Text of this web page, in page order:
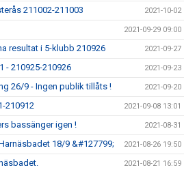
211002-211003 2021-10-02
2021-09-29 09:00
resultat i 5-klubb 210926 2021-09-27
- 210925-210926 2021-09-23
26/9 - Ingen publik tillåts ! 2021-09-20
210912 2021-09-08 13:01
bassänger igen ! 2021-08-31
18/9 &#127799; 2021-08-26 19:50
2021-08-21 16:59